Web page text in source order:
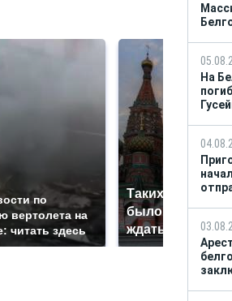
по
вертолета на
читать здесь
Таких событий
было с 1945:
ждать всем
На